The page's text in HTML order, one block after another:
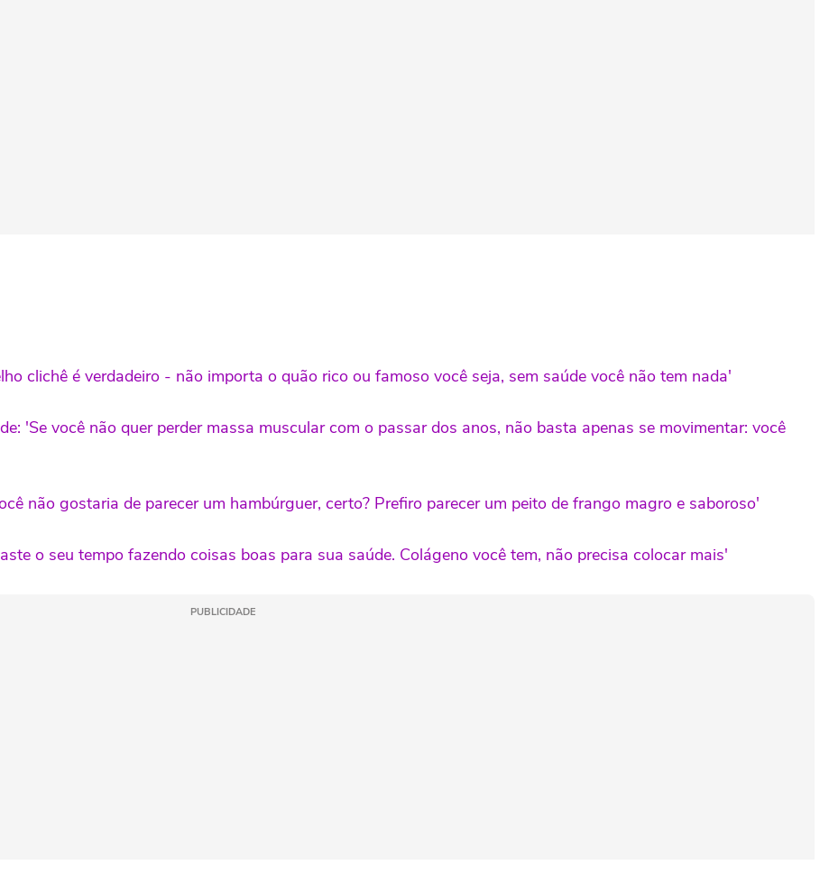
clichê é verdadeiro - não importa o quão rico ou famoso você seja, sem saúde você não tem nada'
'Se você não quer perder massa muscular com o passar dos anos, não basta apenas se movimentar: você
não gostaria de parecer um hambúrguer, certo? Prefiro parecer um peito de frango magro e saboroso'
o seu tempo fazendo coisas boas para sua saúde. Colágeno você tem, não precisa colocar mais'
PUBLICIDADE